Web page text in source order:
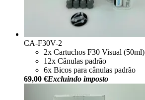
CA-F30V-2
2x Cartuchos F30 Visual (50ml)
12x Cânulas padrão
6x Bicos para cânulas padrão
69,00 €Excluindo imposto